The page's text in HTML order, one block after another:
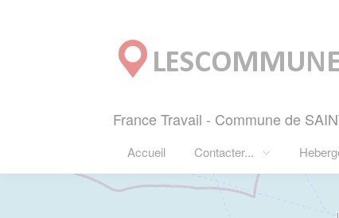
France Travail - Commune de
Accueil Contacter...